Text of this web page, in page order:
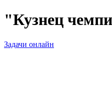
"Кузнец
Задачи онлайн